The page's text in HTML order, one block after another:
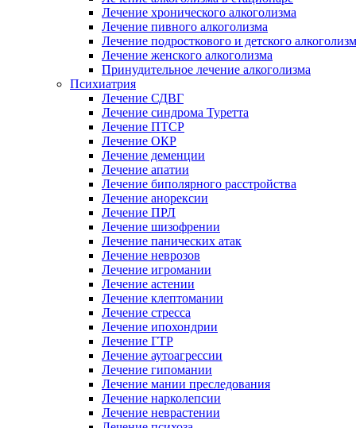
Лечение хронического алкоголизма
Лечение пивного алкоголизма
Лечение подросткового и детского
Лечение женского алкоголизма
Принудительное лечение алкоголизма
Психиатрия
Лечение СДВГ
Лечение синдрома Туретта
Лечение ПТСР
Лечение ОКР
Лечение деменции
Лечение апатии
Лечение биполярного расстройства
Лечение анорексии
Лечение ПРЛ
Лечение шизофрении
Лечение панических атак
Лечение неврозов
Лечение игромании
Лечение астении
Лечение клептомании
Лечение стресса
Лечение ипохондрии
Лечение ГТР
Лечение аутоагрессии
Лечение гипомании
Лечение мании преследования
Лечение нарколепсии
Лечение неврастении